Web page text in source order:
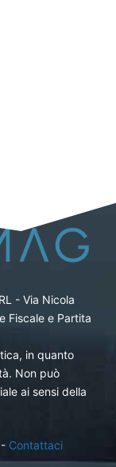
- Via Nicola
Fiscale e Partita
in quanto
Non può
ai sensi della
Contattaci